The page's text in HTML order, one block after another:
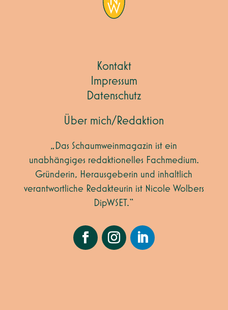
Kontakt
Impressum
Datenschutz
Über mich/Redaktion
„Das Schaumweinmagazin ist ein
unabhängiges redaktionelles Fachmedium.
Gründerin, Herausgeberin und inhaltlich
verantwortliche Redakteurin ist Nicole Wolbers
DipWSET.“